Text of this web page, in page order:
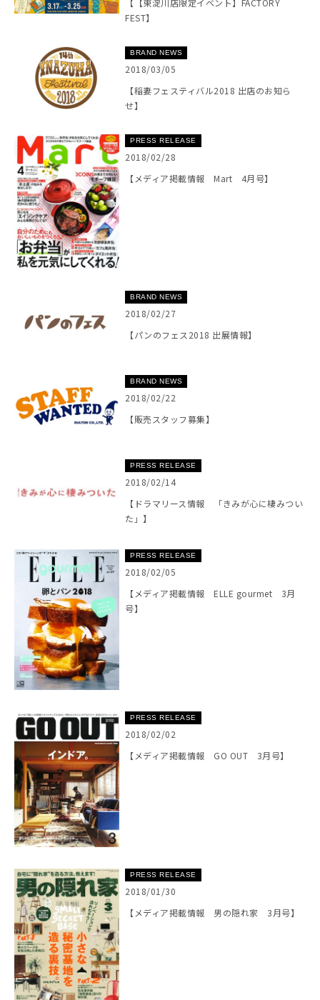
【【東淀川店限定イベント】FACTORY
FEST】
BRAND NEWS
2018/03/05
【稲妻フェスティバル2018 出店のお知ら
せ】
PRESS RELEASE
2018/02/28
【メディア掲載情報 Mart 4月号】
BRAND NEWS
2018/02/27
【パンのフェス2018 出展情報】
BRAND NEWS
2018/02/22
【販売スタッフ募集】
PRESS RELEASE
2018/02/14
【ドラマリース情報 「きみが心に棲みつい
た」】
PRESS RELEASE
2018/02/05
【メディア掲載情報 ELLE gourmet 3月
号】
PRESS RELEASE
2018/02/02
【メディア掲載情報 GO OUT 3月号】
PRESS RELEASE
2018/01/30
【メディア掲載情報 男の隠れ家 3月号】